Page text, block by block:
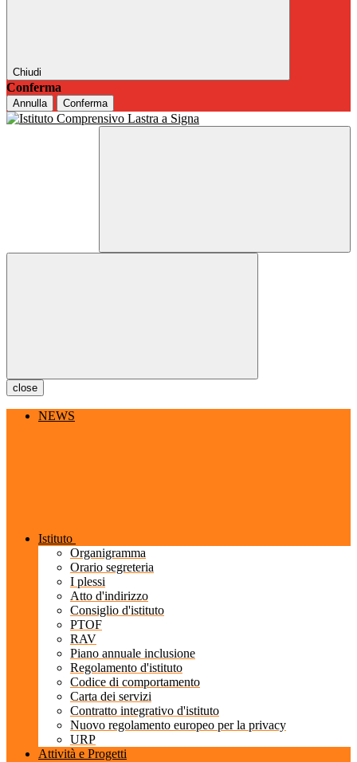
Chiudi
Conferma
Annulla Conferma
close
NEWS
Istituto
Organigramma
Orario segreteria
I plessi
Atto d'indirizzo
Consiglio d'istituto
PTOF
RAV
Piano annuale inclusione
Regolamento d'istituto
Codice di comportamento
Carta dei servizi
Contratto integrativo d'istituto
Nuovo regolamento europeo per la privacy
URP
Attività e Progetti